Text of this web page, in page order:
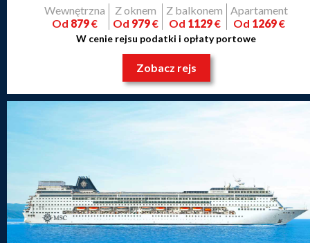
Wewnętrzna
Od 879€
Z oknem
Od 979€
Z balkonem
Od 1129€
Apartament
Od 1269€
W cenie rejsu podatki i opłaty portowe
Zobacz rejs